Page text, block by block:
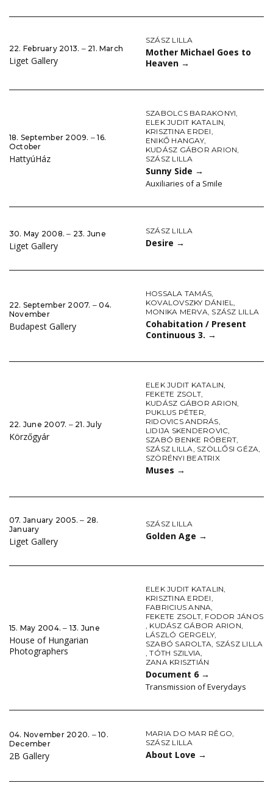
22. February 2013. ‒ 21. March
Liget Gallery
SZÁSZ LILLA
Mother Michael Goes to
Heaven →
18. September 2009. ‒ 16.
October
HattyúHáz
SZABOLCS BARAKONYI,
ELEK JUDIT KATALIN,
KRISZTINA ERDEI,
ENIKŐ HANGAY,
KUDÁSZ GÁBOR ARION,
SZÁSZ LILLA
Sunny Side →
Auxiliaries of a Smile
30. May 2008. ‒ 23. June
Liget Gallery
SZÁSZ LILLA
Desire →
22. September 2007. ‒ 04.
November
Budapest Gallery
HOSSALA TAMÁS,
KOVALOVSZKY DÁNIEL,
MONIKA MERVA, SZÁSZ LILLA
Cohabitation / Present
Continuous 3. →
22. June 2007. ‒ 21. July
Körzőgyár
ELEK JUDIT KATALIN,
FEKETE ZSOLT,
KUDÁSZ GÁBOR ARION,
PUKLUS PÉTER,
RIDOVICS ANDRÁS,
LIDIJA SKENDEROVIC,
SZABÓ BENKE RÓBERT,
SZÁSZ LILLA, SZÖLLŐSI GÉZA,
SZÖRÉNYI BEATRIX
Muses →
07. January 2005. ‒ 28.
January
Liget Gallery
SZÁSZ LILLA
Golden Age →
15. May 2004. ‒ 13. June
House of Hungarian
Photographers
ELEK JUDIT KATALIN,
KRISZTINA ERDEI,
FABRICIUS ANNA,
FEKETE ZSOLT, FODOR JÁNOS
, KUDÁSZ GÁBOR ARION,
LÁSZLÓ GERGELY,
SZABÓ SAROLTA, SZÁSZ LILLA
,TÓTH SZILVIA,
ZANA KRISZTIÁN
Document 6 →
Transmission of Everydays
04. November 2020. ‒ 10.
December
2B Gallery
MARIA DO MAR RÊGO,
SZÁSZ LILLA
About Love →